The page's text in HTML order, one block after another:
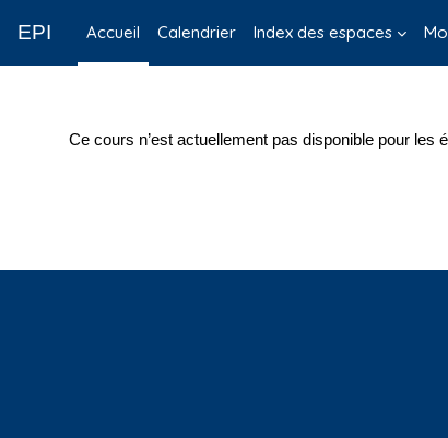
EPI Accueil Calendrier Index des espaces
Ce cours n’est actuellement pas disponible pour les